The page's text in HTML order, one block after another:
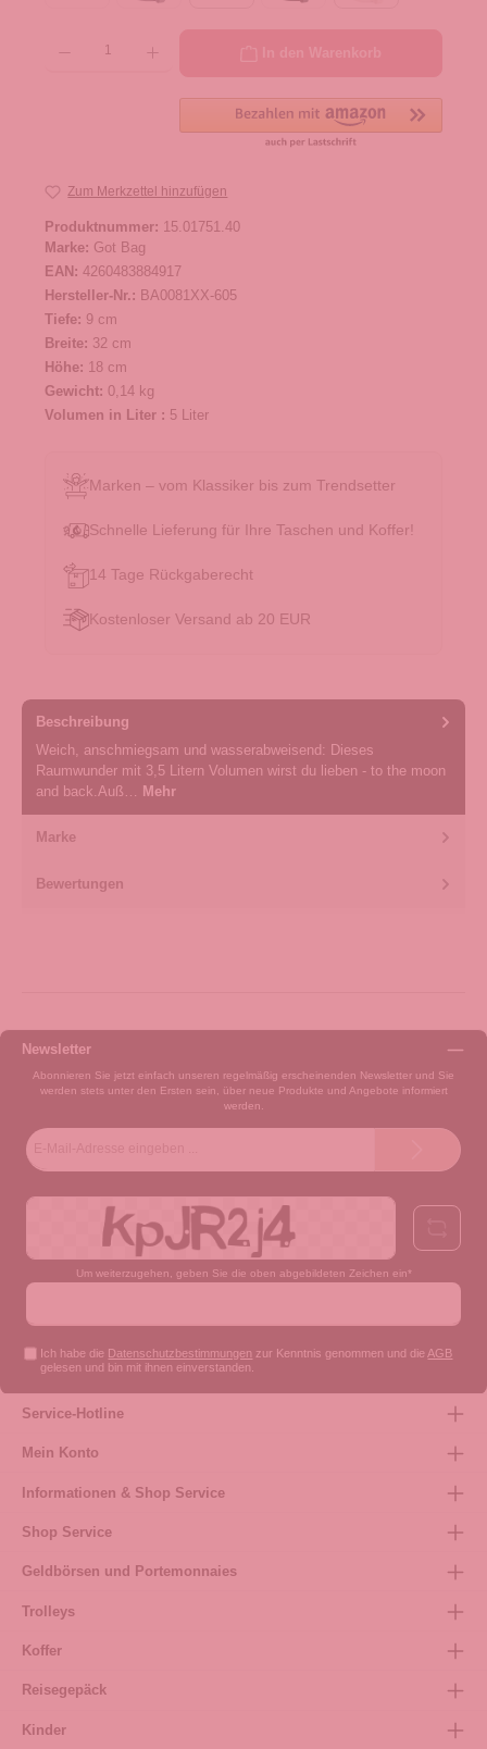
Zum Merkzettel hinzufügen
Produktnummer: 15.01751.40
Marke: Got Bag
EAN: 4260483884917
Hersteller-Nr.: BA0081XX-605
Tiefe: 9 cm
Breite: 32 cm
Höhe: 18 cm
Gewicht: 0,14 kg
Volumen in Liter : 5 Liter
Marken – vom Klassiker bis zum Trendsetter
Schnelle Lieferung für Ihre Taschen und Koffer!
14 Tage Rückgaberecht
Kostenloser Versand ab 20 EUR
Beschreibung
Weich, anschmiegsam und wasserabweisend: Dieses
Raumwunder mit 3,5 Litern Volumen wirst du lieben - to the moon
and back.Auß… Mehr
Marke
Bewertungen
Newsletter
Abonnieren Sie jetzt einfach unseren regelmäßig erscheinenden Newsletter und Sie
werden stets unter den Ersten sein, über neue Produkte und Angebote informiert
werden.
Um weiterzugehen, geben Sie die oben abgebildeten Zeichen ein*
Ich habe die Datenschutzbestimmungen zur Kenntnis genommen und die AGB
gelesen und bin mit ihnen einverstanden.
Service-Hotline
Mein Konto
Informationen & Shop Service
Shop Service
Geldbörsen und Portemonnaies
Trolleys
Koffer
Reisegepäck
Kinder